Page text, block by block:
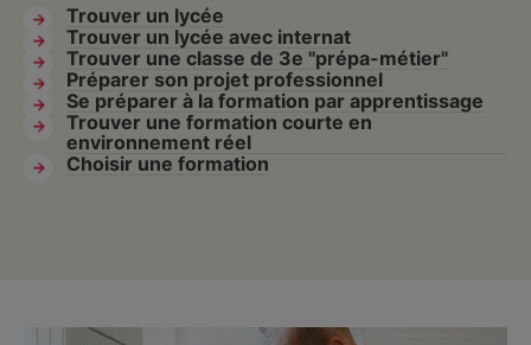
Trouver un lycée
Trouver un lycée avec internat
Trouver une classe de 3e "prépa-métier"
Préparer son projet professionnel
Se préparer à la formation par apprentissage
Trouver une formation courte en
environnement réel
Choisir une formation